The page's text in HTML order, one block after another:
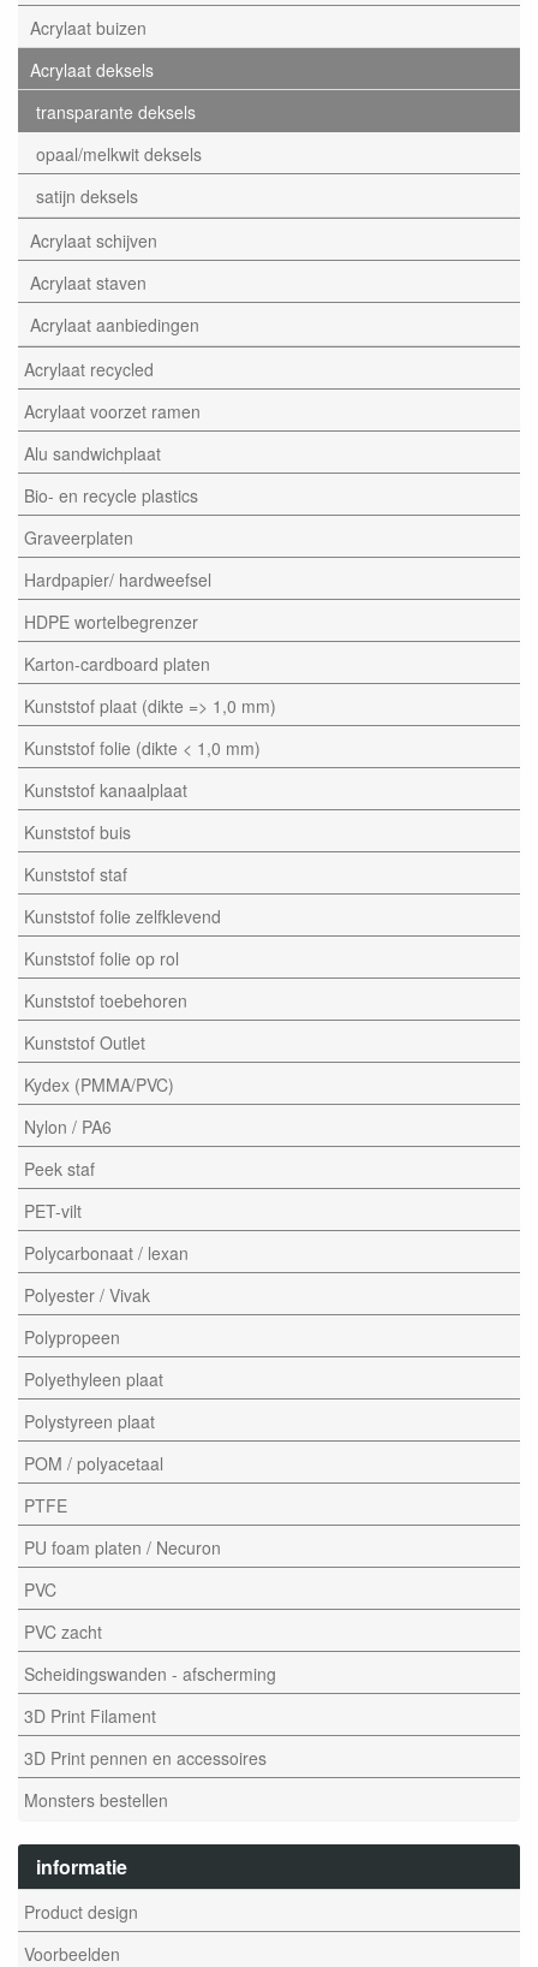
Acrylaat buizen
Acrylaat deksels
transparante deksels
opaal/melkwit deksels
satijn deksels
Acrylaat schijven
Acrylaat staven
Acrylaat aanbiedingen
Acrylaat recycled
Acrylaat voorzet ramen
Alu sandwichplaat
Bio- en recycle plastics
Graveerplaten
Hardpapier/ hardweefsel
HDPE wortelbegrenzer
Karton-cardboard platen
Kunststof plaat (dikte => 1,0 mm)
Kunststof folie (dikte < 1,0 mm)
Kunststof kanaalplaat
Kunststof buis
Kunststof staf
Kunststof folie zelfklevend
Kunststof folie op rol
Kunststof toebehoren
Kunststof Outlet
Kydex (PMMA/PVC)
Nylon / PA6
Peek staf
PET-vilt
Polycarbonaat / lexan
Polyester / Vivak
Polypropeen
Polyethyleen plaat
Polystyreen plaat
POM / polyacetaal
PTFE
PU foam platen / Necuron
PVC
PVC zacht
Scheidingswanden - afscherming
3D Print Filament
3D Print pennen en accessoires
Monsters bestellen
informatie
Product design
Voorbeelden